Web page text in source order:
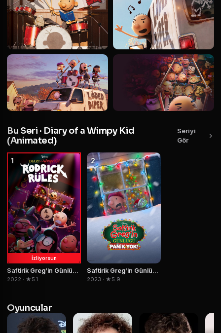
Bu Seri · Diary of a Wimpy Kid
(Animated)
Seriyi
Gör
1
İzliyorsun
Saftirik Greg'in Günlüğü 2: Rodrick Kuralları
2022 · ★5.1
2
Saftirik Greg'in Günlüğü: Panik Yok!
2023 · ★5.9
Oyuncular